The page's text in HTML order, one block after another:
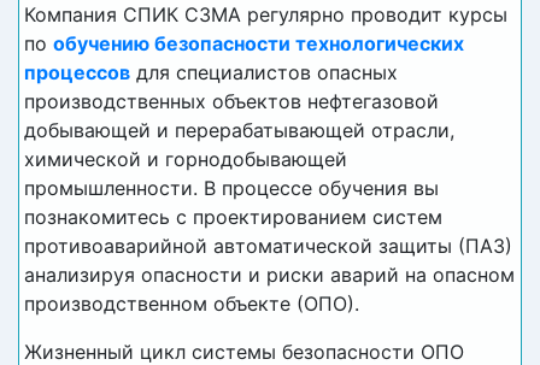
Компания СПИК СЗМА регулярно проводит курсы
по обучению безопасности технологических
процессов для специалистов опасных
производственных объектов нефтегазовой
добывающей и перерабатывающей отрасли,
химической и горнодобывающей
промышленности. В процессе обучения вы
познакомитесь с проектированием систем
противоаварийной автоматической защиты (ПАЗ)
анализируя опасности и риски аварий на опасном
производственном объекте (ОПО).
Жизненный цикл системы безопасности ОПО